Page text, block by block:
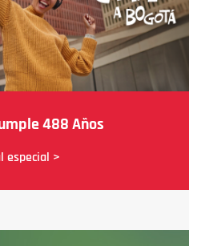
488 Años
especial >